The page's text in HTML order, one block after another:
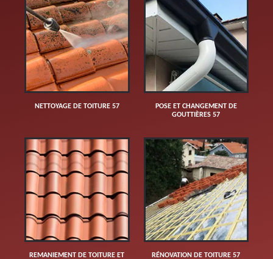
NETTOYAGE DE TOITURE 57
POSE ET CHANGEMENT DE
GOUTTIÈRES 57
REMANIEMENT DE TOITURE ET
RÉNOVATION DE TOITURE 57